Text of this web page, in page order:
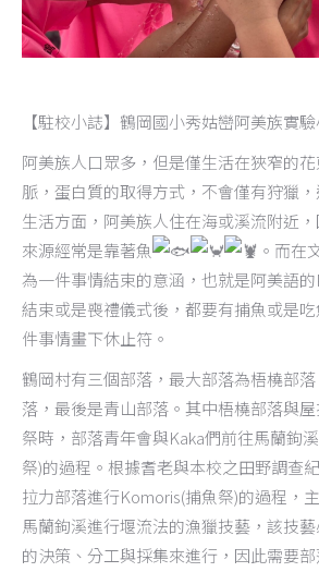
【駐校小誌】鶴岡國小秀姑巒阿美族實
阿美族人口眾多，但是僅生活在狹窄的
脈，蛋白質的取得方式，不會僅有狩獵
生活方面，阿美族人住在海或溪流附近
來源經常是靠著魚
。而在
為一件事情結束的意涵，也就是阿美語
結束或是喪禮儀式後，都要有捕魚或是
件事情畫下休止符。
鶴岡村有三個部落，最大部落為梧橈部
落，最後是青山部落。其中梧橈部落與
祭時，部落青年會與Kaka們前往馬蘭鉤
祭)的過程。根據耆老與本校之田野調查
拉力部落進行Komoris(捕魚祭)的過程，
馬蘭鉤溪進行堰流法的漁獵技藝，該技
的決策、分工與採集來進行，因此需要